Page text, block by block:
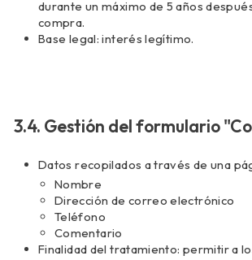
durante un máximo de 5 años
compra.
Base legal: interés legítimo.
3.4. Gestión del formulario
Datos recopilados a través de una
Nombre
Dirección de correo electrónico
Teléfono
Comentario
Finalidad del tratamiento: permitir a